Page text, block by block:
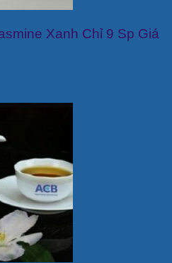
Xanh Chỉ 9 Sp Giá